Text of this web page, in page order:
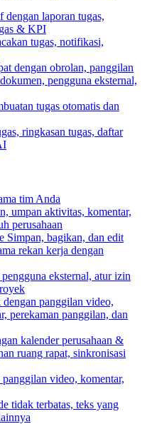
laporan tugas,
& KPI
tugas, notifikasi,
dengan obrolan, panggilan
pengguna eksternal,
tugas otomatis dan
ringkasan tugas, daftar
tim Anda
umpan aktivitas, komentar,
perusahaan
Simpan, bagikan, dan edit
rekan kerja dengan
eksternal, atur izin
panggilan video,
perekaman panggilan, dan
kalender perusahaan &
ruang rapat, sinkronisasi
panggilan video, komentar,
tidak terbatas, teks yang